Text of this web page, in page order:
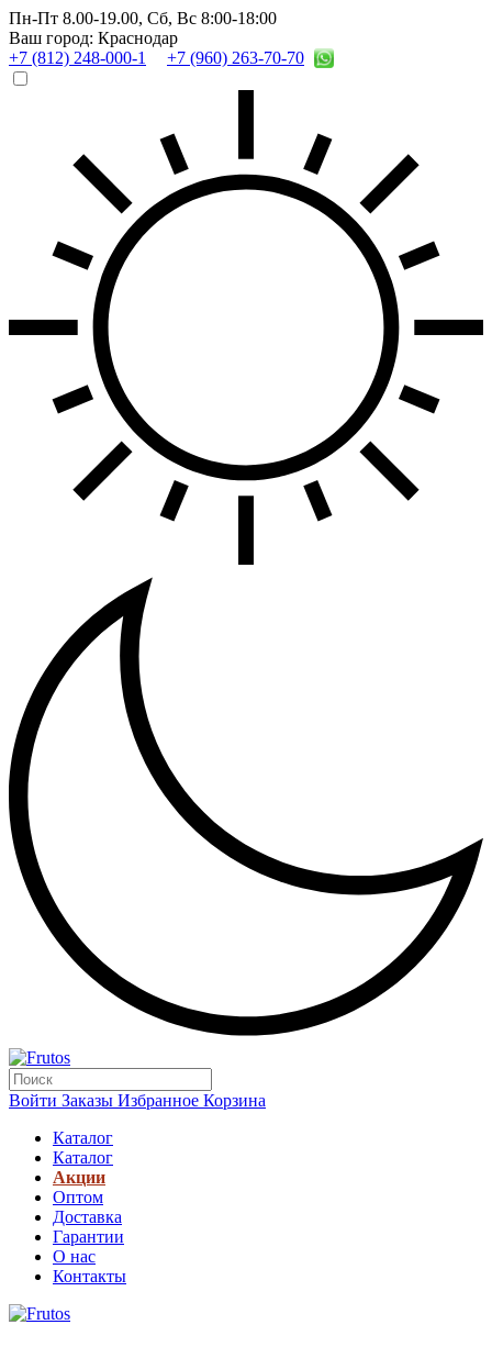
Пн-Пт 8.00-19.00, Сб, Вс 8:00-18:00
Ваш город: Краснодар
+7 (812) 248-000-1
+7 (960) 263-70-70
Войти Заказы Избранное Корзина
Каталог
Каталог
Акции
Оптом
Доставка
Гарантии
О нас
Контакты